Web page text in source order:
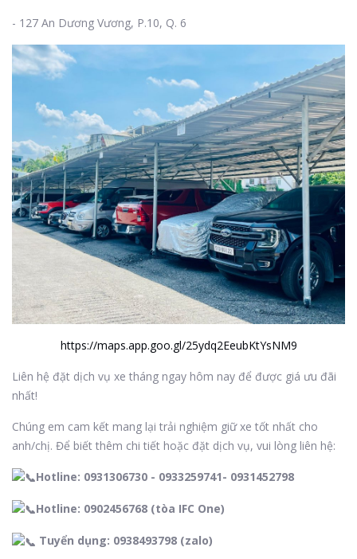
- 127 An Dương Vương, P.10, Q. 6
https://maps.app.goo.gl/25ydq2EeubKtYsNM9
Liên hệ đặt dịch vụ xe tháng ngay hôm nay để được giá ưu đãi
nhất!
Chúng em cam kết mang lại trải nghiệm giữ xe tốt nhất cho
anh/chị. Để biết thêm chi tiết hoặc đặt dịch vụ, vui lòng liên hệ:
Hotline: 0931306730 - 0933259741- 0931452798
Hotline: 0902456768 (tòa IFC One)
Tuyển dụng: 0938493798 (zalo)